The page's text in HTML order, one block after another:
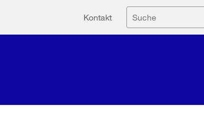
Hilfsnavigation
Kontakt Suche